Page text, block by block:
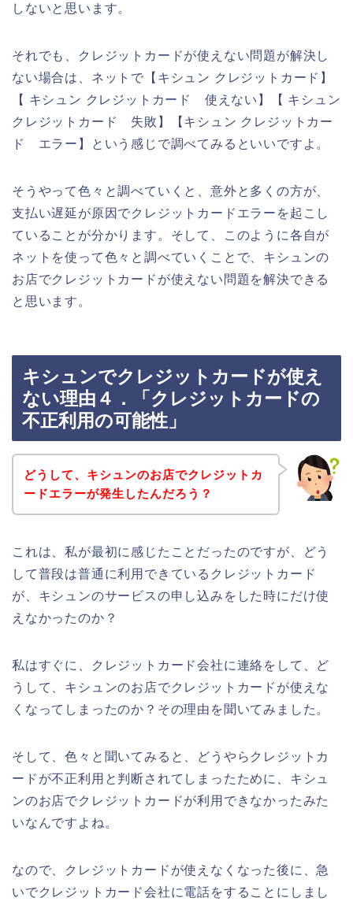
しないと思います。
それでも、クレジットカードが使えない問題が解決し
ない場合は、ネットで【キシュン クレジットカード】
【 キシュン クレジットカード 使えない】【 キシュン
クレジットカード 失敗】【キシュン クレジットカー
ド エラー】という感じで調べてみるといいですよ。
そうやって色々と調べていくと、意外と多くの方が、
支払い遅延が原因でクレジットカードエラーを起こし
ていることが分かります。そして、このように各自が
ネットを使って色々と調べていくことで、キシュンの
お店でクレジットカードが使えない問題を解決できる
と思います。
キシュンでクレジットカードが使え
ない理由４．「クレジットカードの
不正利用の可能性」
どうして、キシュンのお店でクレジットカ
ードエラーが発生したんだろう？
これは、私が最初に感じたことだったのですが、どう
して普段は普通に利用できているクレジットカード
が、キシュンのサービスの申し込みをした時にだけ使
えなかったのか？
私はすぐに、クレジットカード会社に連絡をして、ど
うして、キシュンのお店でクレジットカードが使えな
くなってしまったのか？その理由を聞いてみました。
そして、色々と聞いてみると、どうやらクレジットカ
ードが不正利用と判断されてしまったために、キシュ
ンのお店でクレジットカードが利用できなかったみた
いなんですよね。
なので、クレジットカードが使えなくなった後に、急
いでクレジットカード会社に電話をすることにしまし